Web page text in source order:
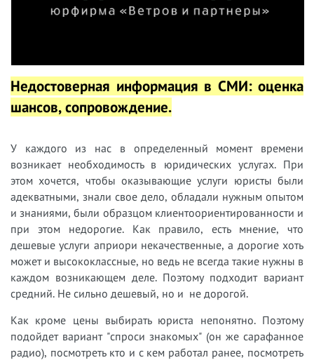
Недостоверная информация в СМИ: оценка
шансов, сопровождение.
У каждого из нас в определенный момент времени
возникает необходимость в юридических услугах. При
этом хочется, чтобы оказывающие услуги юристы были
адекватными, знали свое дело, обладали нужным опытом
и знаниями, были образцом клиентоориентированности и
при этом недорогие. Как правило, есть мнение, что
дешевые услуги априори некачественные, а дорогие хоть
может и высококлассные, но ведь не всегда такие нужны в
каждом возникающем деле. Поэтому подходит вариант
средний. Не сильно дешевый, но и не дорогой.
Как кроме цены выбирать юриста непонятно. Поэтому
подойдет вариант "спроси знакомых" (он же сарафанное
радио), посмотреть кто и с кем работал ранее, посмотреть